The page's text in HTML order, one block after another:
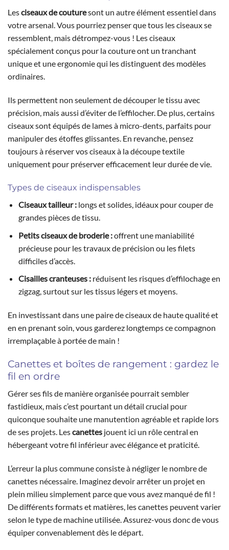
Lesciseaux de couturesont un autre élément essentiel dans
votre arsenal. Vous pourriez penser que tous les ciseaux se
ressemblent, mais détrompez-vous ! Les ciseaux
spécialement conçus pour la couture ont un tranchant
unique et une ergonomie qui les distinguent des modèles
ordinaires.
Ils permettent non seulement de découper le tissu avec
précision, mais aussi d’éviter de l’effilocher. De plus, certains
ciseaux sont équipés de lames à micro-dents, parfaits pour
manipuler des étoffes glissantes. En revanche, pensez
toujours à réserver vos ciseaux à la découpe textile
uniquement pour préserver efficacement leur durée de vie.
Types de ciseaux indispensables
Ciseaux tailleur :longs et solides, idéaux pour couper de
grandes pièces de tissu.
Petits ciseaux de broderie :offrent une maniabilité
précieuse pour les travaux de précision ou les filets
difficiles d’accès.
Cisailles cranteuses :réduisent les risques d’effilochage en
zigzag, surtout sur les tissus légers et moyens.
En investissant dans une paire de ciseaux de haute qualité et
en en prenant soin, vous garderez longtemps ce compagnon
irremplaçable à portée de main !
Canettes et boîtes de rangement : gardez le
fil en ordre
Gérer ses fils de manière organisée pourrait sembler
fastidieux, mais c’est pourtant un détail crucial pour
quiconque souhaite une manutention agréable et rapide lors
de ses projets. Lescanettes jouent ici un rôle central en
hébergeant votre fil inférieur avec élégance et praticité.
L’erreur la plus commune consiste à négliger le nombre de
canettes nécessaire. Imaginez devoir arrêter un projet en
plein milieu simplement parce que vous avez manqué de fil !
De différents formats et matières, les canettes peuvent varier
selon le type de machine utilisée. Assurez-vous donc de vous
équiper convenablement dès le départ.